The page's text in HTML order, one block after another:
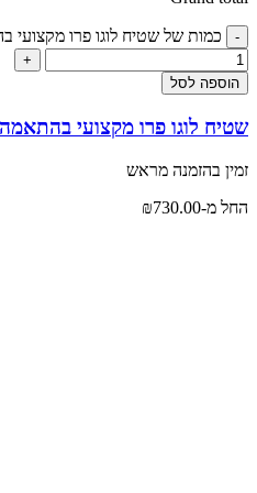
כמות של שטיח לוגו פרו מקצועי
הוספה לסל
שטיח לוגו פרו מקצועי
זמין בהזמנה מראש
החל מ-
₪730.00